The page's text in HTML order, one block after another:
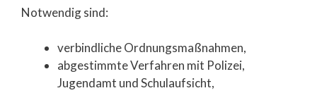
Notwendig sind:
verbindliche Ordnungsmaßnahmen,
abgestimmte Verfahren mit Polizei,
Jugendamt und Schulaufsicht,